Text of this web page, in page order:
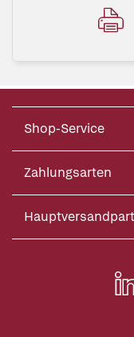
Shop-Service
Zahlungsarten